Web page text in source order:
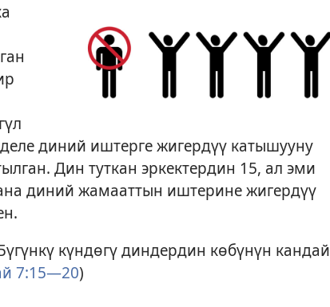
диний иштерге жигердүү катышууну
Дин туткан эркектердин 15, ал эми
диний жамааттын иштерине жигердүү
күндөгү диндердин көбүнүн кандай
7:15—20)